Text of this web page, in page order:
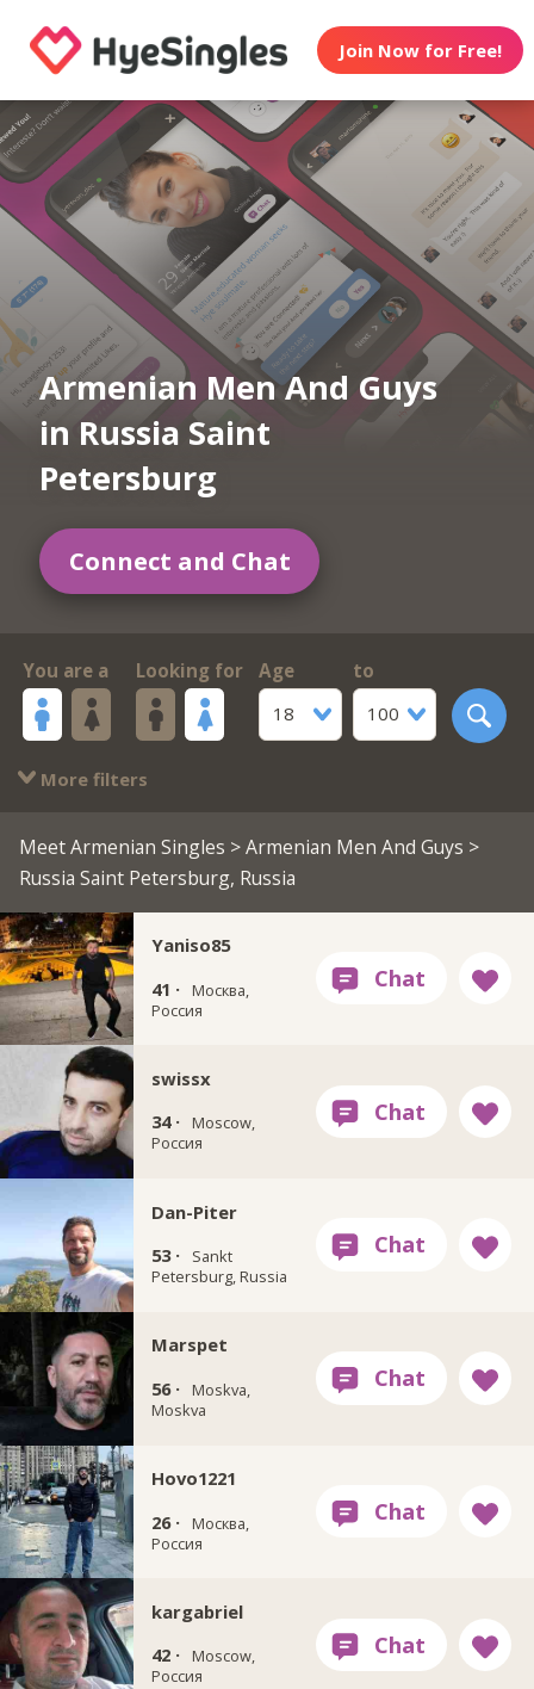
Join Now for Free!
Armenian Men And Guys
in Russia Saint
Petersburg
Connect and Chat
You are a Looking for
Age
18
to
100
More filters
Meet Armenian Singles >Armenian Men And Guys >
Russia Saint Petersburg, Russia
Yaniso85
41 ·
Москва,
Россия
swissx
34 ·
Moscow,
Россия
Dan-Piter
53 ·
Sankt
Petersburg, Russia
Marspet
56 ·
Moskva,
Moskva
Hovo1221
26 ·
Москва,
Россия
kargabriel
42 ·
Moscow,
Россия